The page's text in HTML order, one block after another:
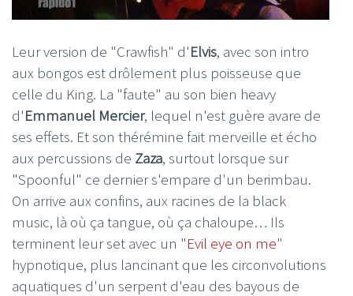
Leur version de "Crawfish" d'Elvis, avec son intro
aux bongos est drôlement plus poisseuse que
celle du King. La "faute" au son bien heavy
d'Emmanuel Mercier, lequel n'est guère avare de
ses effets. Et son thérémine fait merveille et écho
aux percussions de Zaza, surtout lorsque sur
"Spoonful" ce dernier s'empare d'un berimbau.
On arrive aux confins, aux racines de la black
music, là où ça tangue, où ça chaloupe… Ils
terminent leur set avec un "Evil eye on me"
hypnotique, plus lancinant que les circonvolutions
aquatiques d'un serpent d'eau des bayous de